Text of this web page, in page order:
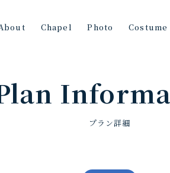
Chapel Photo Costume
プラン詳細